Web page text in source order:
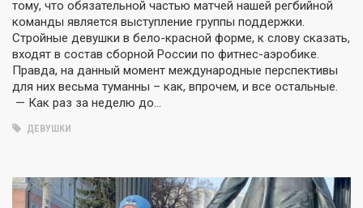
тому, что обязательной частью матчей нашей регбийной
команды является выступление группы поддержки.
Стройные девушки в бело-красной форме, к слову сказать,
входят в состав сборной России по фитнес-аэробике.
Правда, на данный момент международные перспективы
для них весьма туманны – как, впрочем, и все остальные.
— Как раз за неделю до…
ДЕВУШКИ